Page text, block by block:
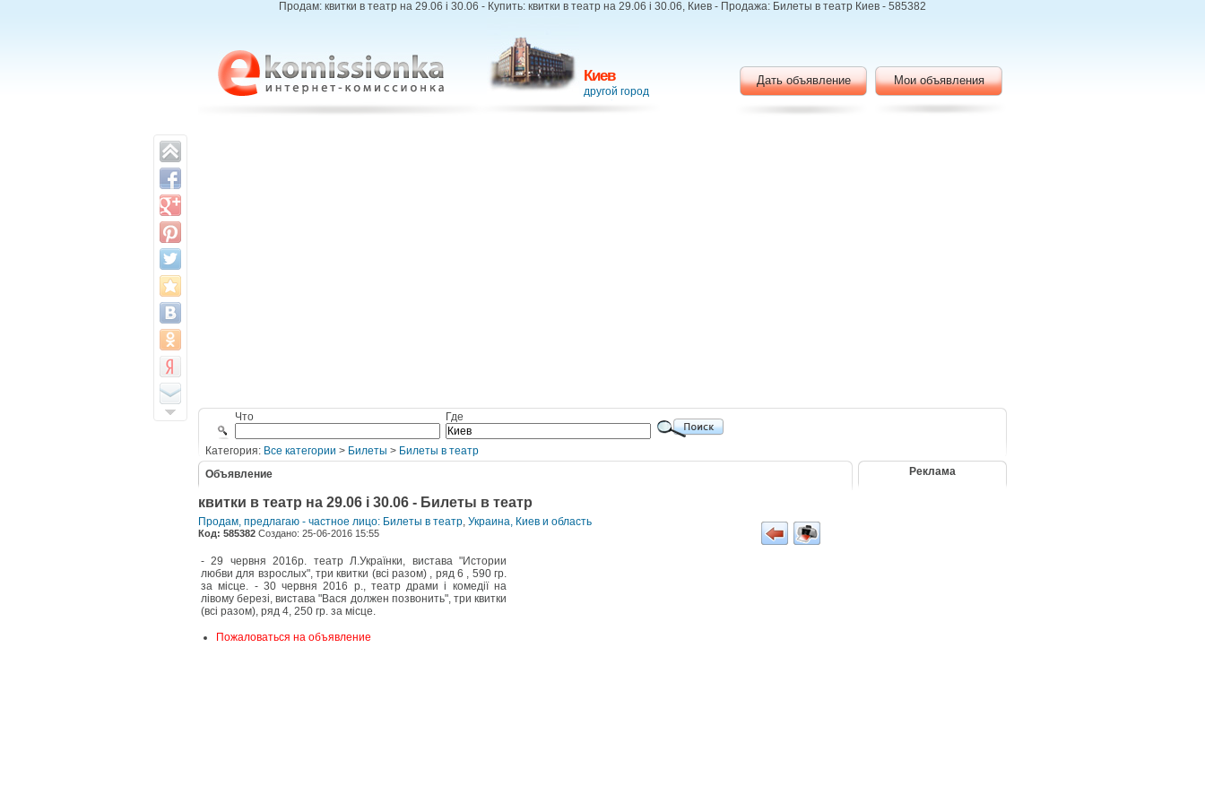
Продам: квитки в театр на 29.06 і 30.06 - Купить: квитки в театр на 29.06 і 30.06, Киев - Продажа: Билеты в театр Киев - 585382
Киев
другой город
Дать объявление Мои объявления
Что Где
Категория: Все категории > Билеты > Билеты в театр
Объявление
квитки в театр на 29.06 і 30.06 - Билеты в театр
Продам, предлагаю - частное лицо: Билеты в театр, Украина, Киев и область
Код: 585382 Создано: 25-06-2016 15:55
- 29 червня 2016р. театр Л.Українки, вистава "Истории
любви для взрослых", три квитки (всі разом) , ряд 6 , 590 гр.
за місце. - 30 червня 2016 р., театр драми і комедії на
лівому березі, вистава "Вася должен позвонить", три квитки
(всі разом), ряд 4, 250 гр. за місце.
Пожаловаться на объявление
Реклама